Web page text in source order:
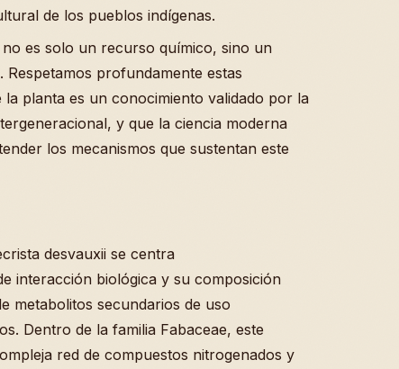
de los pueblos indígenas.
es solo un recurso químico, sino un
profundamente estas
planta es un conocimiento validado por la
y que la ciencia moderna
los mecanismos que sustentan este
desvauxii se centra
interacción biológica y su composición
metabolitos secundarios de uso
Dentro de la familia Fabaceae, este
red de compuestos nitrogenados y